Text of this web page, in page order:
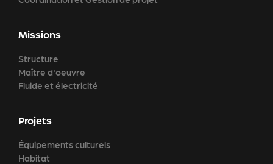
Missions
Structure
Maître d'oeuvre
Fluide et électricité
Projets
Équipements culturels
Habitat